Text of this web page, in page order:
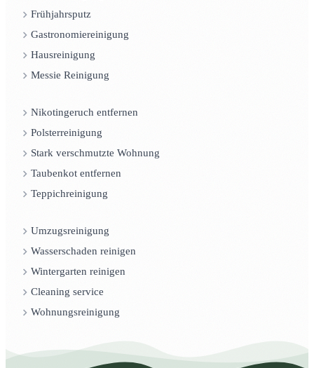
Frühjahrsputz
Gastronomiereinigung
Hausreinigung
Messie Reinigung
Nikotingeruch entfernen
Polsterreinigung
Stark verschmutzte Wohnung
Taubenkot entfernen
Teppichreinigung
Umzugsreinigung
Wasserschaden reinigen
Wintergarten reinigen
Cleaning service
Wohnungsreinigung